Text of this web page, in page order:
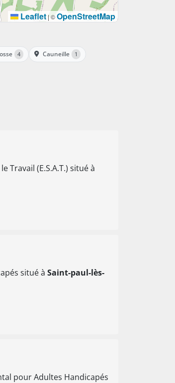
Leaflet | ©OpenStreetMap
4 Cauneille 1
Travail (E.S.A.T.) situé à
situé à Saint-paul-lès-
pour Adultes Handicapés